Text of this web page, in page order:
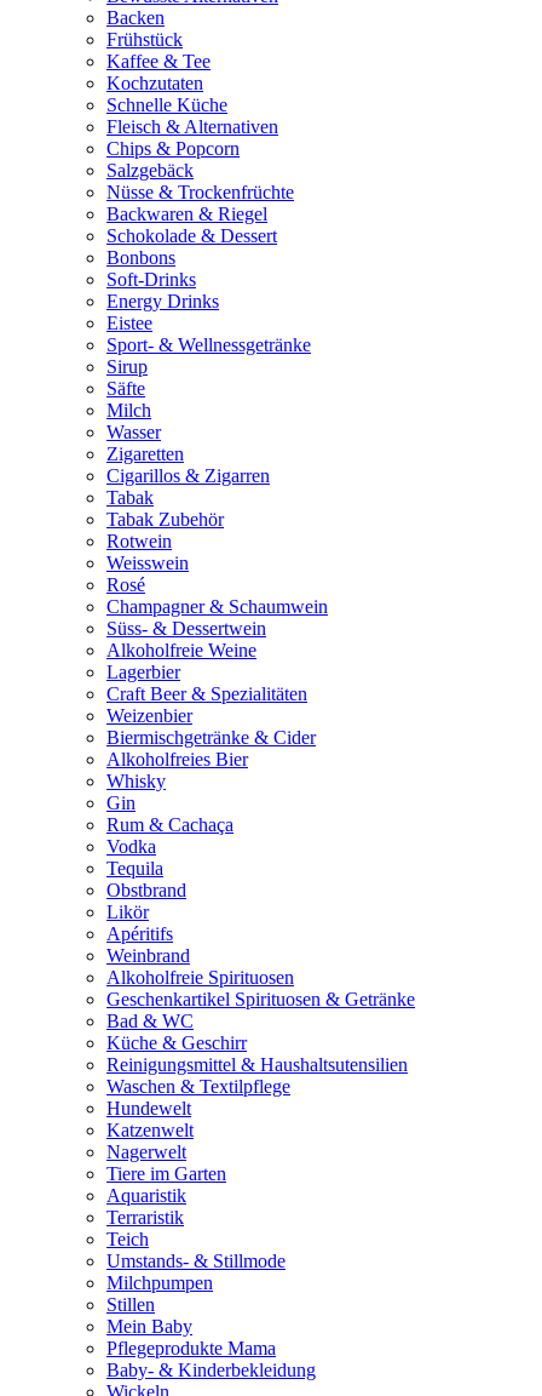
Backen
Frühstück
Kaffee & Tee
Kochzutaten
Schnelle Küche
Fleisch & Alternativen
Chips & Popcorn
Salzgebäck
Nüsse & Trockenfrüchte
Backwaren & Riegel
Schokolade & Dessert
Bonbons
Soft-Drinks
Energy Drinks
Eistee
Sport- & Wellnessgetränke
Sirup
Säfte
Milch
Wasser
Zigaretten
Cigarillos & Zigarren
Tabak
Tabak Zubehör
Rotwein
Weisswein
Rosé
Champagner & Schaumwein
Süss- & Dessertwein
Alkoholfreie Weine
Lagerbier
Craft Beer & Spezialitäten
Weizenbier
Biermischgetränke & Cider
Alkoholfreies Bier
Whisky
Gin
Rum & Cachaça
Vodka
Tequila
Obstbrand
Likör
Apéritifs
Weinbrand
Alkoholfreie Spirituosen
Geschenkartikel Spirituosen & Getränke
Bad & WC
Küche & Geschirr
Reinigungsmittel & Haushaltsutensilien
Waschen & Textilpflege
Hundewelt
Katzenwelt
Nagerwelt
Tiere im Garten
Aquaristik
Terraristik
Teich
Umstands- & Stillmode
Milchpumpen
Stillen
Mein Baby
Pflegeprodukte Mama
Baby- & Kinderbekleidung
Wickeln